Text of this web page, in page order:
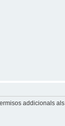
addicionals